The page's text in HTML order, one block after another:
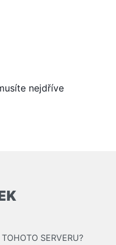
nejdříve
SERVERU?